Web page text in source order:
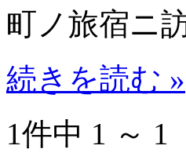
町ノ旅宿ニ
続きを読む »
1件中 1 ～ 1